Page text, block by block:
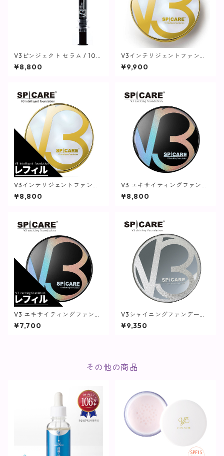
V3ピンジェクト セラム / 10m
l【SPICARE】
¥8,800
V3インテリジェントファンデ
ーション【SPICARE】
¥9,900
V3インテリジェントファンデ
ーション(レフィル)【SPICAR
E】
¥8,800
V3 エキサイティングファンデ
ーション【SPICARE】
¥8,800
V3 エキサイティングファンデ
ーション(レフィル)【SPICAR
E】
¥7,700
V3シャイニングファンデーシ
ョン【SPICARE】
¥9,350
その他の商品